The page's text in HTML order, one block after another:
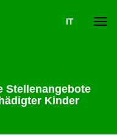
IT
Stellenangebote
Kinder